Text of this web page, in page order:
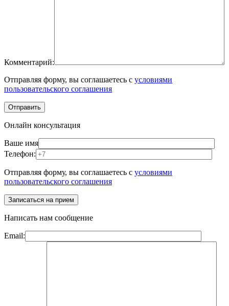
Комментарий:
Отправляя форму, вы соглашаетесь с условиями
пользовательского соглашения
Онлайн консультация
Ваше имя
Телефон:
Отправляя форму, вы соглашаетесь с условиями
пользовательского соглашения
Написать нам сообщение
Email: